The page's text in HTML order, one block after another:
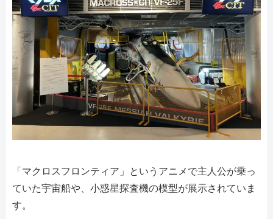
「マクロスフロンティア」というアニメで主人公が乗っ
ていた宇宙船や、小惑星探査機の模型が展示されていま
す。